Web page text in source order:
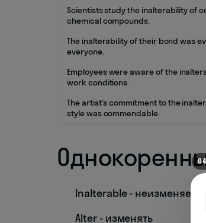
Scientists study the inalterability of
chemical compounds.
The inalterability of their bond was
everyone.
Employees were aware of the
work conditions.
The artist's commitment to the
style was commendable.
Inalterable - неизменяемый
Alter - изменять